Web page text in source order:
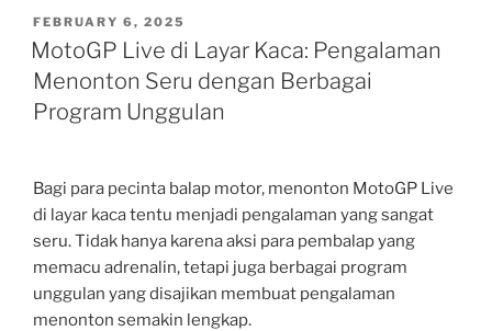
POSTED
ON
FEBRUARY 6, 2025
MotoGP Live di Layar Kaca: Pengalaman
Menonton Seru dengan Berbagai
Program Unggulan
Bagi para pecinta balap motor, menonton MotoGP Live
di layar kaca tentu menjadi pengalaman yang sangat
seru. Tidak hanya karena aksi para pembalap yang
memacu adrenalin, tetapi juga berbagai program
unggulan yang disajikan membuat pengalaman
menonton semakin lengkap.